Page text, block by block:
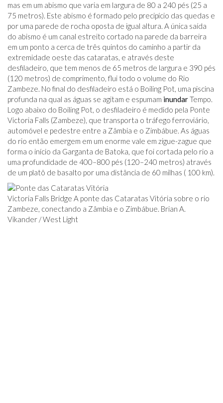
mas em um abismo que varia em largura de 80 a 240 pés (25 a
75 metros). Este abismo é formado pelo precipício das quedas e
por uma parede de rocha oposta de igual altura. A única saída
do abismo é um canal estreito cortado na parede da barreira
em um ponto a cerca de três quintos do caminho a partir da
extremidade oeste das cataratas, e através deste
desfiladeiro, que tem menos de 65 metros de largura e 390 pés
(120 metros) de comprimento, flui todo o volume do Rio
Zambeze. No final do desfiladeiro está o Boiling Pot, uma piscina
profunda na qual as águas se agitam e espumam inundarTempo.
Logo abaixo do Boiling Pot, o desfiladeiro é medido pela Ponte
Victoria Falls (Zambeze), que transporta o tráfego ferroviário,
automóvel e pedestre entre a Zâmbia e o Zimbábue. As águas
do rio então emergem em um enorme vale em zigue-zague que
forma o início da Garganta de Batoka, que foi cortada pelo rio a
uma profundidade de 400–800 pés (120–240 metros) através
de um platô de basalto por uma distância de 60 milhas ( 100 km).
Victoria Falls Bridge A ponte das Cataratas Vitória sobre o rio
Zambeze, conectando a Zâmbia e o Zimbábue. Brian A.
Vikander / West Light